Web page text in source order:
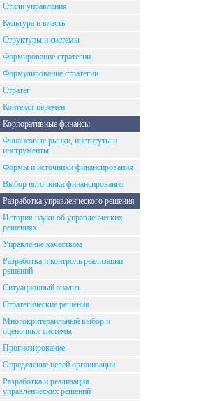
Стили управления
Культура и власть
Структуры и системы
Формирование стратегии
Формулирование стратегии
Стратег
Контекст перемен
Корпоративные финансы
Финансовые рынки, институты и
инструменты
Формы и источники финансирования
Выбор источника финансирования
Разработка управленческого решения
История науки об управленческих
решениях
Управление качеством
Разработка и контроль реализации
решений
Ситуационный анализ
Стратегические решения
Многокритераильный выбор и
оценочные системы
Прогнозирование
Определение целей организации
Разработка и реализация
управленческих решений